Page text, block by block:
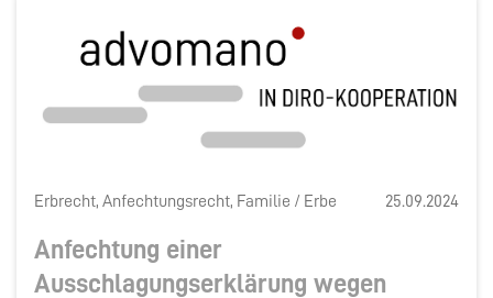
Erbrecht, Anfechtungsrecht, Familie / Erbe 25.09.2024
Anfechtung einer
Ausschlagungserklärung wegen